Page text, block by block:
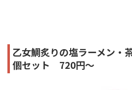
乙女鯛炙りの塩ラーメン・
個セット 720円～